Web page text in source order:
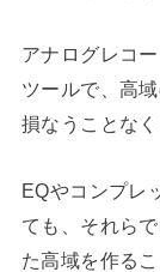
アナログレコ
ツールで、高
損なうことな
EQやコンプレ
ても、それら
た高域を作る